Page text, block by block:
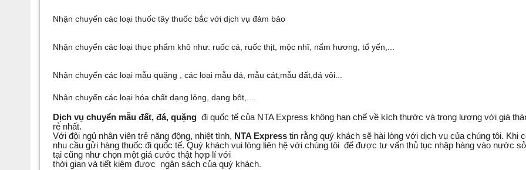
Nhận chuyển các loại thuốc tây thuốc bắc với dịch vụ đảm bảo
Nhận chuyển các loại thực phẩm khô như: ruốc cá, ruốc thịt, mộc nhĩ, nấm hương, tổ yến,...
Nhận chuyển các loại mẫu quặng , các loại mẫu đá, mẫu cát,mẫu đất,đá vôi...
Nhận chuyển các loại hóa chất dạng lỏng, dạng bôt,....
Dịch vụ chuyển mẫu đất, đá, quặng đi quốc tế của NTA Express không hạn chế về kích thước và trọng lượng với giá
rẻ nhất.
Với đội ngủ nhân viên trẻ năng động, nhiệt tình, NTA Expresstin rằng quý khách sẽ hài lòng với dịch vụ của chúng tôi. Khi
nhu cầu gửi hàng thuốc đi quốc tế. Quý khách vui lòng liên hệ với chúng tôi để được tư vấn thủ tục nhập hàng vào nước
tại cũng như chọn một giá cước thật hợp lí với
thời gian và tiết kiệm được ngân sách của quý khách.